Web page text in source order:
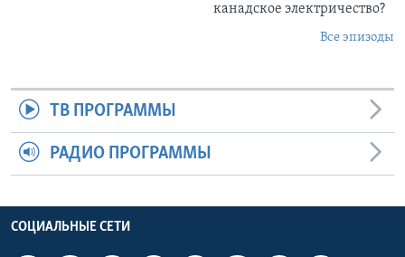
канадское электричество?
Все эпизоды
ТВ ПРОГРАММЫ
РАДИО ПРОГРАММЫ
СОЦИАЛЬНЫЕ СЕТИ